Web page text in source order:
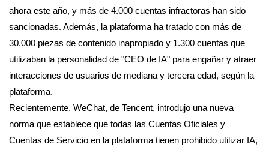
ahora este año, y más de 4.000 cuentas infractoras han sido
sancionadas. Además, la plataforma ha tratado con más de
30.000 piezas de contenido inapropiado y 1.300 cuentas que
utilizaban la personalidad de "CEO de IA" para engañar y atraer
interacciones de usuarios de mediana y tercera edad, según la
plataforma.
Recientemente, WeChat, de Tencent, introdujo una nueva
norma que establece que todas las Cuentas Oficiales y
Cuentas de Servicio en la plataforma tienen prohibido utilizar IA,